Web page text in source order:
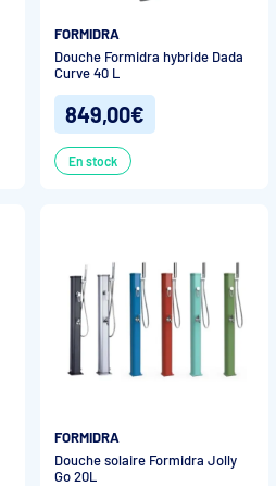
FORMIDRA
Douche Formidra hybride Dada
Curve 40 L
849,00€
En stock
FORMIDRA
Douche solaire Formidra Jolly
Go 20L